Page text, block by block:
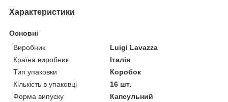
Характеристики
Основні
Виробник
Luigi Lavazza
Країна виробник
Італія
Тип упаковки
Коробок
Кількість в упаковці
16 шт.
Форма випуску
Капсульний